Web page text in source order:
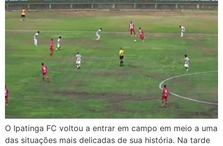
O Ipatinga FC voltou a entrar em campo em meio a uma
das situações mais delicadas de sua história. Na tarde